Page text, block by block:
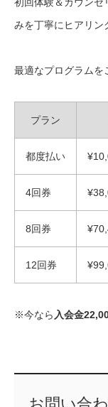
みを丁寧にヒアリン
最適なプログラムを
プラン
都度払い
4回券
8回券
12回券
※今なら 入会金